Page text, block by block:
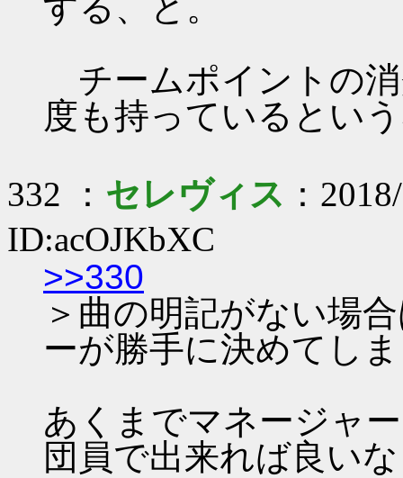
する、と。
チームポイントの
度も持っているとい
332 ： セレヴィス ：
ID:acOJKbXC
>>330
＞曲の明記がない場
ーが勝手に決めてし
あくまでマネージャ
団員で出来れば良い